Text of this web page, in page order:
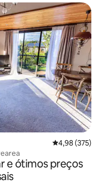
hóspedes
4,98 de uma
4,98 (375)
e ótimos preços